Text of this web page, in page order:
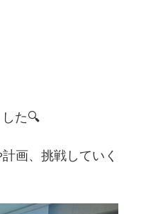
た🔍
画、挑戦していく